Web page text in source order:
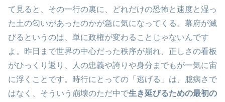
て見ると、その一行の裏に、どれだけの恐怖と速度と湿っ
た土の匂いがあったのかが急に気になってくる。幕府が滅
びるというのは、単に政権が変わることじゃないんです
よ。昨日まで世界の中心だった秩序が崩れ、正しさの看板
がひっくり返り、人の忠義や誇りや身分までもが一気に宙
に浮くことです。時行にとっての「逃げる」は、臆病さで
はなく、そういう崩壊のただ中で生き延びるための最初の